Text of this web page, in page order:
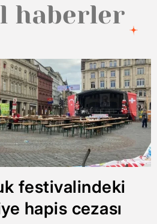
haberler
festivalindeki
hapis cezası